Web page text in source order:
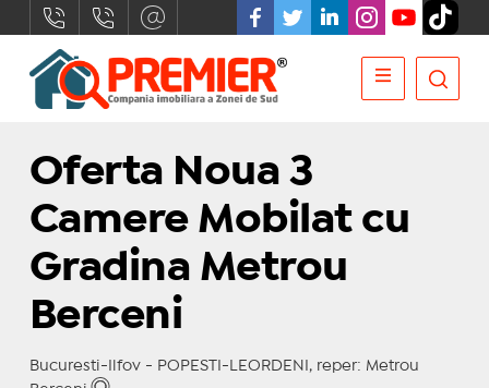
Oferta Noua 3
Camere Mobilat cu
Gradina Metrou
Berceni
Bucuresti-Ilfov - POPESTI-LEORDENI, reper: Metrou